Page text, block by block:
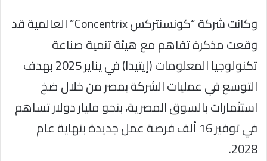
وكانت شركة “كونسنتركس Concentrix” العالمية قد
وقعت مذكرة تفاهم مع هيئة تنمية صناعة
تكنولوجيا المعلومات (إيتيدا) في يناير 2025 بهدف
التوسع في عمليات الشركة بمصر من خلال ضخ
استثمارات بالسوق المصرية، بنحو مليار دولار تساهم
في توفير 16 ألف فرصة عمل جديدة بنهاية عام
2028.